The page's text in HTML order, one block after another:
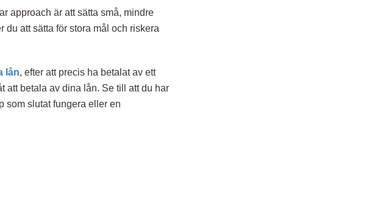
approach är att sätta små, mindre
du att sätta för stora mål och riskera
lån, efter att precis ha betalat av ett
att betala av dina lån. Se till att du har
som slutat fungera eller en